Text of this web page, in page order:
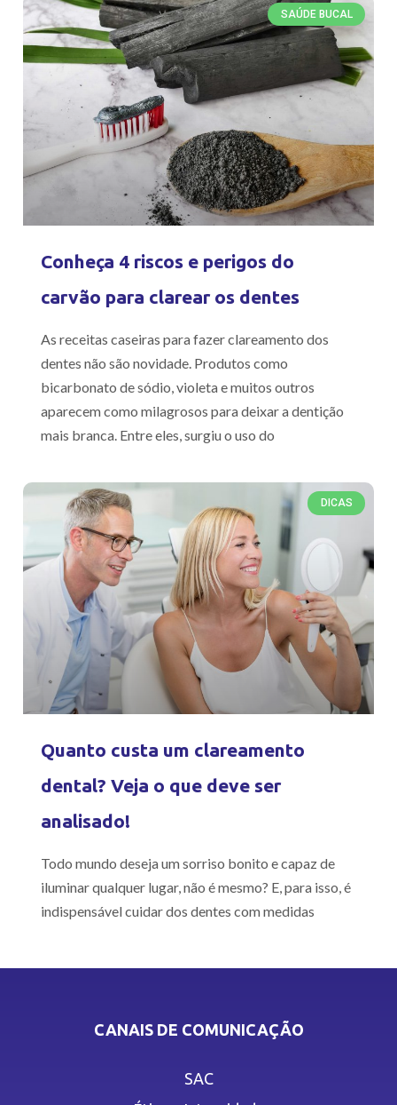
SAÚDE BUCAL
Conheça 4 riscos e perigos do
carvão para clarear os dentes
As receitas caseiras para fazer clareamento dos
dentes não são novidade. Produtos como
bicarbonato de sódio, violeta e muitos outros
aparecem como milagrosos para deixar a dentição
mais branca. Entre eles, surgiu o uso do
DICAS
Quanto custa um clareamento
dental? Veja o que deve ser
analisado!
Todo mundo deseja um sorriso bonito e capaz de
iluminar qualquer lugar, não é mesmo? E, para isso, é
indispensável cuidar dos dentes com medidas
CANAIS DE COMUNICAÇÃO
SAC